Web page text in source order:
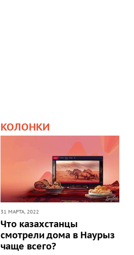
КОЛОНКИ
31 МАРТА, 2022
Что казахстанцы
смотрели дома в Наурыз
чаще всего?